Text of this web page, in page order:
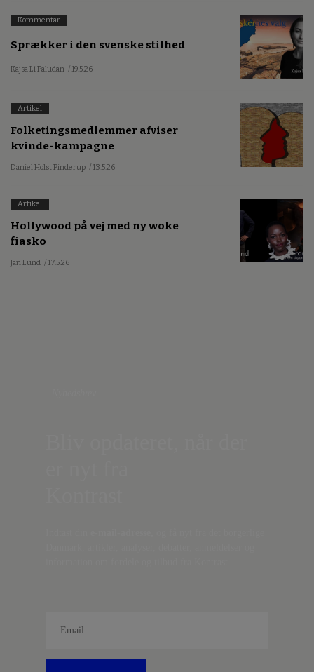
Kommentar
Sprækker i den svenske stilhed
Kajsa Li Paludan / 19.5.26
Artikel
Folketingsmedlemmer afviser
kvinde-kampagne
Daniel Holst Pinderup / 13.5.26
Artikel
Hollywood på vej med ny woke
fiasko
Jan Lund / 17.5.26